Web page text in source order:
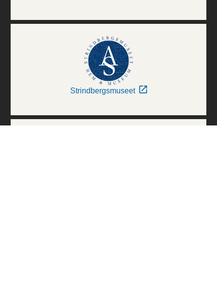
Strindbergsmuseet